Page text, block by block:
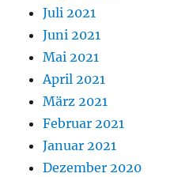
Juli 2021
Juni 2021
Mai 2021
April 2021
März 2021
Februar 2021
Januar 2021
Dezember 2020